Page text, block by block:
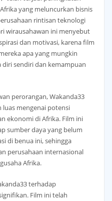
yang meluncurkan bisnis
rintisan teknologi
wirausahawan ini menyebut
dan motivasi, karena film
apa yang mungkin
diri sendiri dan kemampuan
perorangan, Wakanda33
luas mengenai potensi
ekonomi di Afrika. Film ini
sumber daya yang belum
di benua ini, sehingga
perusahaan internasional
Afrika.
terhadap
Film ini telah